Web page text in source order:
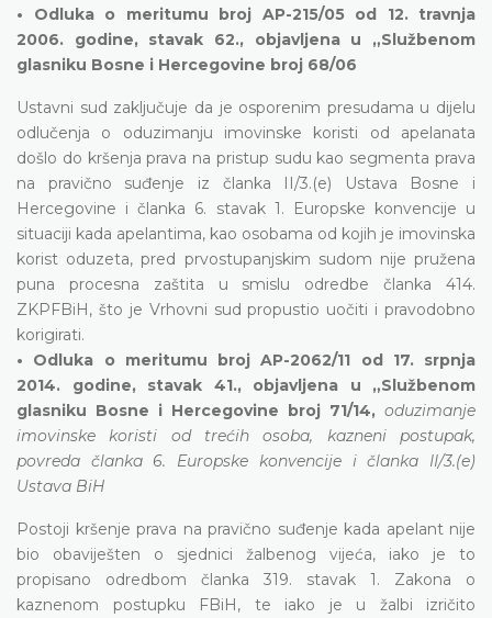
• Odluka o meritumu broj AP-215/05 od 12. travnja
2006. godine, stavak 62., objavljena u „Službenom
glasniku Bosne i Hercegovine broj 68/06
Ustavni sud zaključuje da je osporenim presudama u dijelu
odlučenja o oduzimanju imovinske koristi od apelanata
došlo do kršenja prava na pristup sudu kao segmenta prava
na pravično suđenje iz članka II/3.(e) Ustava Bosne i
Hercegovine i članka 6. stavak 1. Europske konvencije u
situaciji kada apelantima, kao osobama od kojih je imovinska
korist oduzeta, pred prvostupanjskim sudom nije pružena
puna procesna zaštita u smislu odredbe članka 414.
ZKPFBiH, što je Vrhovni sud propustio uočiti i pravodobno
korigirati.
• Odluka o meritumu broj AP-2062/11 od 17. srpnja
2014. godine, stavak 41., objavljena u „Službenom
glasniku Bosne i Hercegovine broj 71/14, oduzimanje
imovinske koristi od trećih osoba, kazneni postupak,
povreda članka 6. Europske konvencije i članka II/3.(e)
Ustava BiH
Postoji kršenje prava na pravično suđenje kada apelant nije
bio obaviješten o sjednici žalbenog vijeća, iako je to
propisano odredbom članka 319. stavak 1. Zakona o
kaznenom postupku FBiH, te iako je u žalbi izričito